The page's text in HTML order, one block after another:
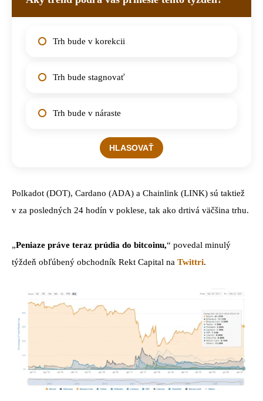
Trh bude v korekcii
Trh bude stagnovať
Trh bude v náraste
Polkadot (DOT), Cardano (ADA) a Chainlink (LINK) sú taktiež
v za posledných 24 hodín v poklese, tak ako drtivá väčšina trhu.
„Peniaze práve teraz prúdia do bitcoinu,“ povedal minulý
týždeň obľúbený obchodník Rekt Capital na Twittri.